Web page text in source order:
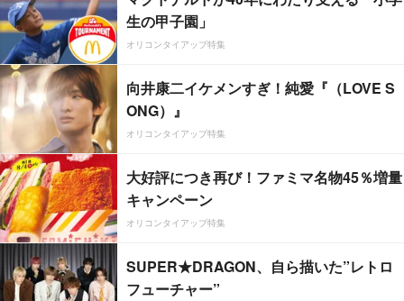
生の甲子園」
オリコンタイアップ特集
向井康二イケメンすぎ！純愛『（LOVE S
ONG）』
オリコンタイアップ特集
大好評につき再び！ファミマ名物45％増量
キャンペーン
オリコンタイアップ特集
SUPER★DRAGON、自ら描いた”レトロ
フューチャー”